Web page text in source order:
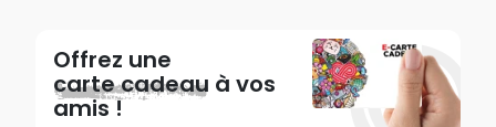
Offrez une
carte cadeau à vos
amis !